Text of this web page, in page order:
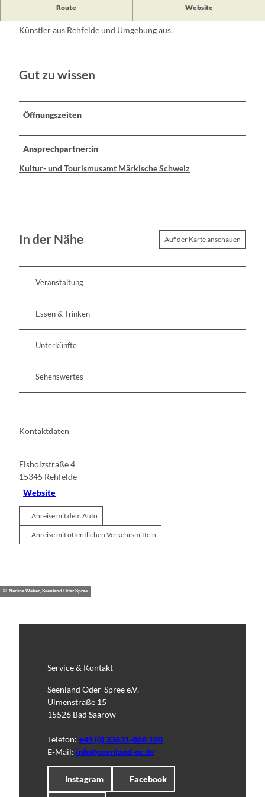
Route Website
Die Entreegalerie befindet sich im Gebäude der Außenstelle
Künstler aus Rehfelde und Umgebung aus.
Gut zu wissen
Öffnungszeiten
Ansprechpartner:in
Kultur- und Tourismusamt Märkische Schweiz
In der Nähe Auf der Karte anschauen
Veranstaltung
Essen & Trinken
Unterkünfte
Sehenswertes
Kontaktdaten
Elsholzstraße 4
15345 Rehfelde
Website
Anreise mit dem Auto
Anreise mit öffentlichen Verkehrsmitteln
© Nadine Weber, Seenland Oder Spree
Service & Kontakt
Seenland Oder-Spree e.V.
Ulmenstraße 15
15526 Bad Saarow
Telefon: +49 (0) 33631-868 100
E-Mail: info@seenland-os.de
Instagram Facebook